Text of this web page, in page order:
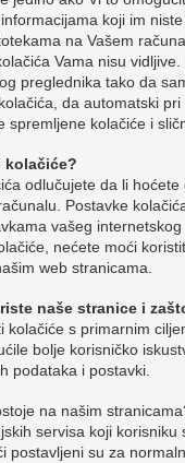
koji im
na Vašem
Vama nisu
preglednika tako da
da automatski
spremljene kolačiće i
kolačiće?
odlučujete da li
Postavke
vašeg
nećete moći
web stranicama.
naše stranice i
kolačiće s primarnim
bolje korisničko
podataka i postavki.
na našim
servisa koji korisniku
postavljeni su za